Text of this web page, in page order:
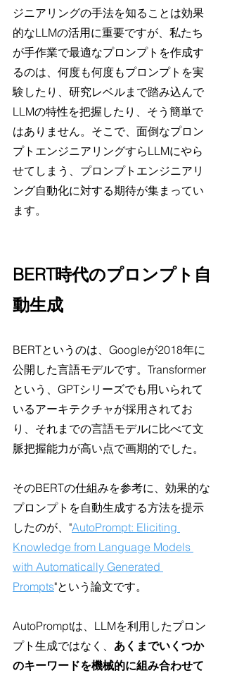
ジニアリングの手法を知ることは効果
的なLLMの活用に重要ですが、私たち
が手作業で最適なプロンプトを作成す
るのは、何度も何度もプロンプトを実
験したり、研究レベルまで踏み込んで
LLMの特性を把握したり、そう簡単で
はありません。そこで、面倒なプロン
プトエンジニアリングすらLLMにやら
せてしまう、プロンプトエンジニアリ
ング自動化に対する期待が集まってい
ます。
BERT時代のプロンプト自
動生成
BERTというのは、Googleが2018年に
公開した言語モデルです。Transformer
という、GPTシリーズでも用いられて
いるアーキテクチャが採用されてお
り、それまでの言語モデルに比べて文
脈把握能力が高い点で画期的でした。
そのBERTの仕組みを参考に、効果的な
プロンプトを自動生成する方法を提示
したのが、"AutoPrompt: Eliciting
Knowledge from Language Models
with Automatically Generated
Prompts"という論文です。
AutoPromptは、LLMを利用したプロン
プト生成ではなく、 あくまでいくつか
のキーワードを機械的に組み合わせて